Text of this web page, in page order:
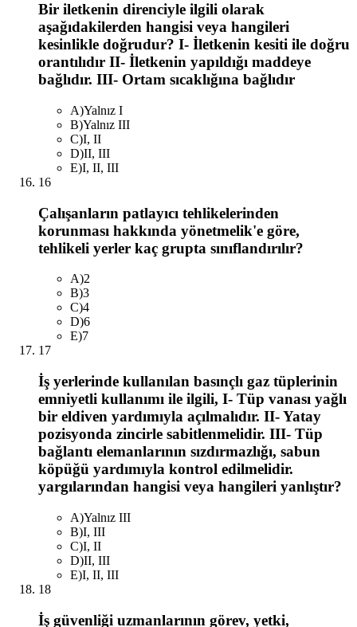
Bir iletkenin direnciyle ilgili olarak
aşağıdakilerden hangisi veya hangileri
kesinlikle doğrudur? I- İletkenin kesiti ile doğru
orantılıdır II- İletkenin yapıldığı maddeye
bağlıdır. III- Ortam sıcaklığına bağlıdır
A)Yalnız I
B)Yalnız III
C)I, II
D)II, III
E)I, II, III
16
Çalışanların patlayıcı tehlikelerinden
korunması hakkında yönetmelik'e göre,
tehlikeli yerler kaç grupta sınıflandırılır?
A)2
B)3
C)4
D)6
E)7
17
İş yerlerinde kullanılan basınçlı gaz tüplerinin
emniyetli kullanımı ile ilgili, I- Tüp vanası yağlı
bir eldiven yardımıyla açılmalıdır. II- Yatay
pozisyonda zincirle sabitlenmelidir. III- Tüp
bağlantı elemanlarının sızdırmazlığı, sabun
köpüğü yardımıyla kontrol edilmelidir.
yargılarından hangisi veya hangileri yanlıştır?
A)Yalnız III
B)I, III
C)I, II
D)II, III
E)I, II, III
18
İş güvenliği uzmanlarının görev, yetki,